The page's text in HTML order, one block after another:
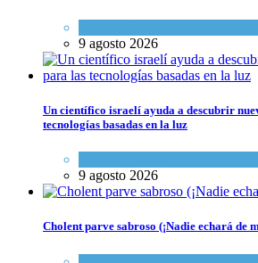
9 agosto 2026
Un científico israelí ayuda a descubrir
tecnologías basadas en la luz
9 agosto 2026
Cholent parve sabroso (¡Nadie echará de